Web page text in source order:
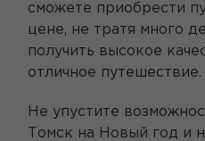
сможете приобрести
цене, не тратя много
получить высокое
отличное путешествие.
Не упустите
Томск на Новый год и